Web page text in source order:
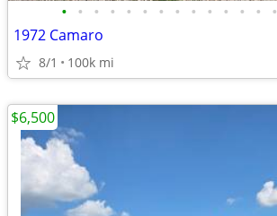
• • • • • • • • • • • • • •
1972 Camaro
8/1 100k mi
$6,500